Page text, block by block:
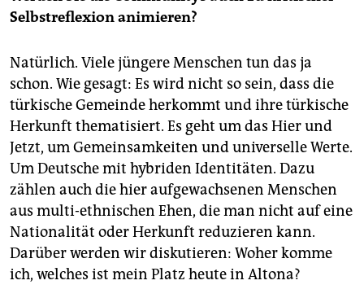
Selbstreflexion animieren?
Natürlich. Viele jüngere Menschen tun das ja
schon. Wie gesagt: Es wird nicht so sein, dass die
türkische Gemeinde herkommt und ihre türkische
Herkunft thematisiert. Es geht um das Hier und
Jetzt, um Gemeinsamkeiten und universelle Werte.
Um Deutsche mit hybriden Identitäten. Dazu
zählen auch die hier aufgewachsenen Menschen
aus multi-ethnischen Ehen, die man nicht auf eine
Nationalität oder Herkunft reduzieren kann.
Darüber werden wir diskutieren: Woher komme
ich, welches ist mein Platz heute in Altona?